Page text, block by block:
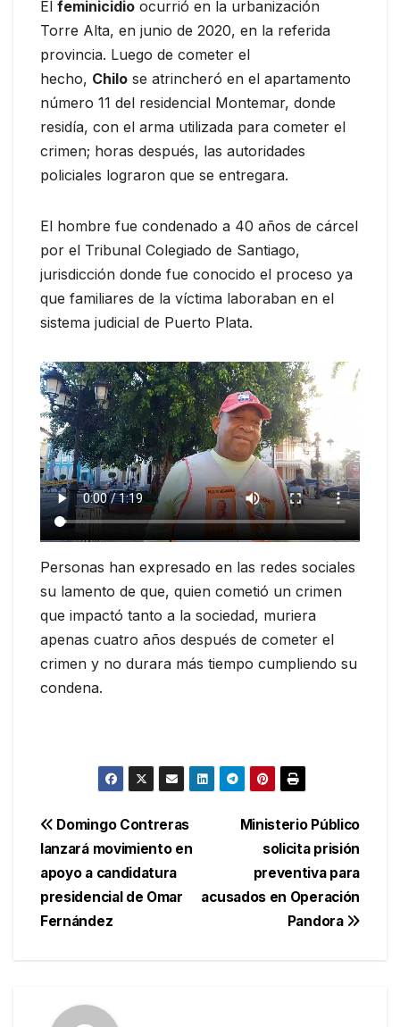
El feminicidio ocurrió en la urbanización
Torre Alta, en junio de 2020, en la referida
provincia. Luego de cometer el
hecho, Chilo se atrincheró en el apartamento
número 11 del residencial Montemar, donde
residía, con el arma utilizada para cometer el
crimen; horas después, las autoridades
policiales lograron que se entregara.
El hombre fue condenado a 40 años de cárcel
por el Tribunal Colegiado de Santiago,
jurisdicción donde fue conocido el proceso ya
que familiares de la víctima laboraban en el
sistema judicial de Puerto Plata.
Personas han expresado en las redes sociales
su lamento de que, quien cometió un crimen
que impactó tanto a la sociedad, muriera
apenas cuatro años después de cometer el
crimen y no durara más tiempo cumpliendo su
condena.
Navegación
de
entradas
Ministerio Público
solicita prisión
preventiva para
acusados en Operación
Pandora
Domingo Contreras
lanzará movimiento en
apoyo a candidatura
presidencial de Omar
Fernández